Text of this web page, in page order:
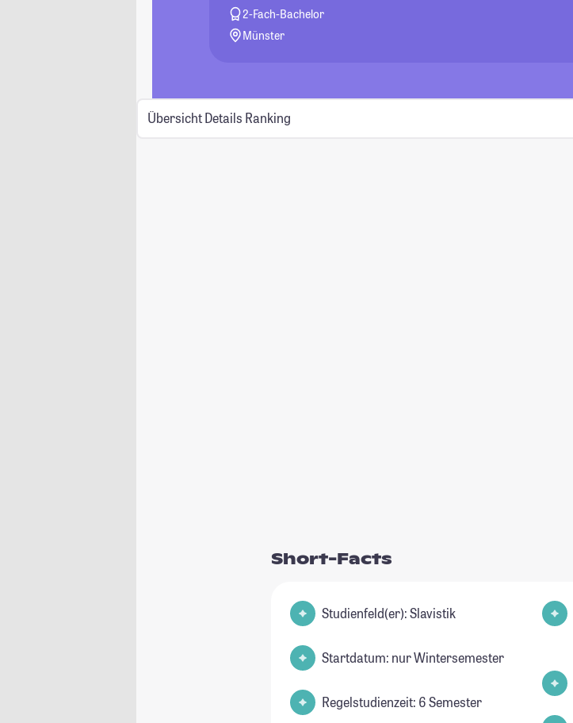
2-Fach-Bachelor
Münster
Übersicht Details Ranking
Short-Facts
Studienfeld(er): Slavistik
Startdatum: nur Wintersemester
Regelstudienzeit: 6 Semester